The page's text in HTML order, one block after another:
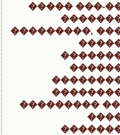
����� ���-
���������,
���������